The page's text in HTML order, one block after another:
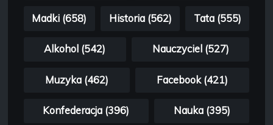
Madki (658) Historia (562) Tata (555)
Alkohol (542) Nauczyciel (527)
Muzyka (462) Facebook (421)
Konfederacja (396) Nauka (395)